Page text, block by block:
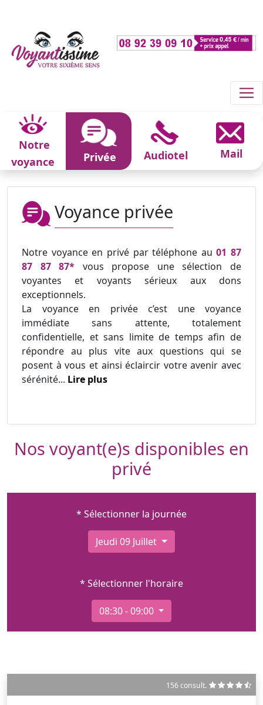
Notre
voyance
Privée Audiotel Mail
Voyance privée
Notre voyance en privé par téléphone au01 87
87 87 87* vous propose une sélection de
voyantes et voyants sérieux aux dons
exceptionnels.
La voyance en privée c’est une voyance
immédiate sans attente, totalement
confidentielle, et sans limite de temps afin de
répondre au plus vite aux questions qui se
posent à vous et ainsi éclaircir votre avenir avec
sérénité... Lire plus
Nos voyant(e)s disponibles en
privé
* Sélectionner la journée
Jeudi 09 Juillet
* Sélectionner l'horaire
08:30 - 09:00
156 consult.